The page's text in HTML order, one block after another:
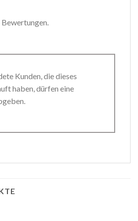
Kunden, die dieses
haben, dürfen eine